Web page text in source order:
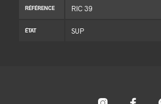
RÉFÉRENCE RIC 39
ÉTAT SUP